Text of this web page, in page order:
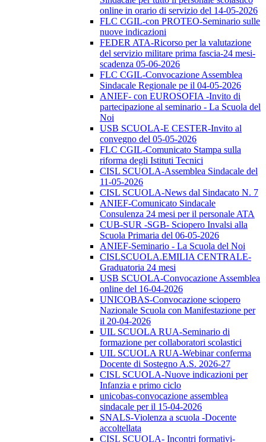
online in orario di servizio del 14-05-2026
FLC CGIL-con PROTEO-Seminario sulle
nuove indicazioni
FEDER ATA-Ricorso per la valutazione
del servizio militare prima fascia-24 mesi-
scadenza 05-06-2026
FLC CGIL-Convocazione Assemblea
Sindacale Regionale pe il 04-05-2026
ANIEF- con EUROSOFIA -Invito di
partecipazione al seminario - La Scuola del
Noi
USB SCUOLA-E CESTER-Invito al
convegno del 05-05-2026
FLC CGIL-Comunicato Stampa sulla
riforma degli Istituti Tecnici
CISL SCUOLA-Assemblea Sindacale del
11-05-2026
CISL SCUOLA-News dal Sindacato N. 7
ANIEF-Comunicato Sindacale
Consulenza 24 mesi per il personale ATA
CUB-SUR -SGB- Sciopero Invalsi alla
Scuola Primaria del 06-05-2026
ANIEF-Seminario - La Scuola del Noi
CISLSCUOLA.EMILIA CENTRALE-
Graduatoria 24 mesi
USB SCUOLA-Convocazione Assemblea
online del 16-04-2026
UNICOBAS-Convocazione sciopero
Nazionale Scuola con Manifestazione per
il 20-04-2026
UIL SCUOLA RUA-Seminario di
formazione per collaboratori scolastici
UIL SCUOLA RUA-Webinar conferma
Docente di Sostegno A.S. 2026-27
CISL SCUOLA-Nuove indicazioni per
Infanzia e primo ciclo
unicobas-convocazione assemblea
sindacale per il 15-04-2026
SNALS-Violenza a scuola -Docente
accoltellata
CISL SCUOLA- Incontri formativi-